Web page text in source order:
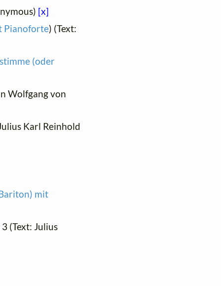
[x]
Pianoforte) (Text:
(oder
Wolfgang von
Karl Reinhold
mit
3 (Text: Julius